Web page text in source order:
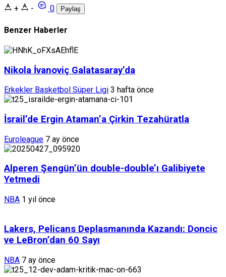
+
- 0 Paylaş
Benzer Haberler
Nikola İvanoviç Galatasaray’da
Erkekler Basketbol Süper Ligi 3 hafta önce
İsrail’de Ergin Ataman’a Çirkin Tezahüratla
Euroleague 7 ay önce
Alperen Şengün’ün double-double’ı Galibiyete
Yetmedi
NBA 1 yıl önce
Lakers, Pelicans Deplasmanında Kazandı: Doncic
ve LeBron’dan 60 Sayı
NBA 7 ay önce